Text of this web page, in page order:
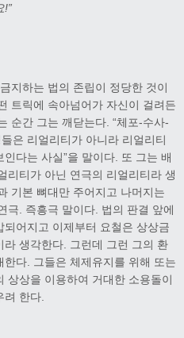
!”
지하는 법의 존립이 정당한 것이
트릭에 속아넘어가 자신이 걸려든
순간 그는 깨닫는다. “체포-수사-
은 리얼리티가 아니라 리얼리티
다는 사실”을 말이다. 또 그는 배
리티가 아닌 연극의 리얼리티라 생
기본 뼈대만 주어지고 나머지는
극. 즉흥극 말이다. 법의 판결 앞에
어지고 이제부터 요철은 상상금
생각한다. 그런데 그런 그의 환
다. 그들은 체제유지를 위해 또는
상상을 이용하여 거대한 소용돌이
한다.